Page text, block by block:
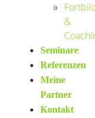
&
Seminare
Referenzen
Meine
Partner
Kontakt